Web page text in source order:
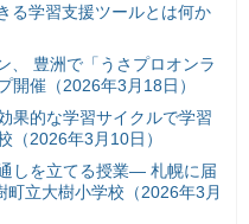
る学習支援ツールとは何か
、 豊洲で「うさプロオンラ
開催（2026年3月18日）
果的な学習サイクルで学習
（2026年3月10日）
しを立てる授業— 札幌に届
町立大樹小学校（2026年3月